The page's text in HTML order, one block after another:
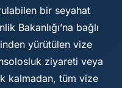
bir seyahat
Bakanlığı’na bağlı
yürütülen vize
ziyareti veya
kalmadan, tüm vize